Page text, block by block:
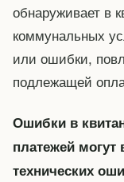
обнаруживает в
коммунальных
или ошибки,
подлежащей
Ошибки в
платежей могут
технических